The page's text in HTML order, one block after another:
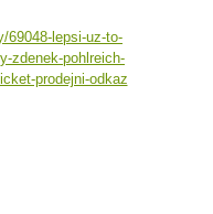
69048-lepsi-uz-to-
zdenek-pohlreich-
prodejni-odkaz